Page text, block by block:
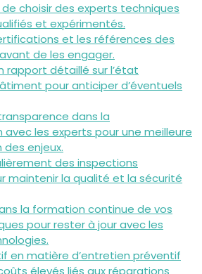
de choisir des experts techniques
et expérimentés.
et les références des
de les engager.
rapport détaillé sur l’état
pour anticiper d’éventuels
dans la
les experts pour une meilleure
enjeux.
des inspections
maintenir la qualité et la sécurité
la formation continue de vos
pour rester à jour avec les
en matière d’entretien préventif
élevés liés aux réparations